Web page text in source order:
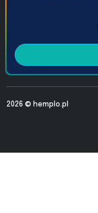
2026 © hemplo.pl